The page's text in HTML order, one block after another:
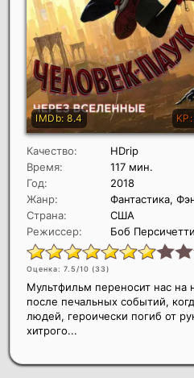
Качество:
HDrip
Время:
117 мин.
Год:
2018
Жанр:
Фантастика,
Страна:
США
Режиссер:
Оценка: 7.5/10 (33)
Мультфильм переносит нас на
после печальных событий,
людей, героически погиб от
хитрого...